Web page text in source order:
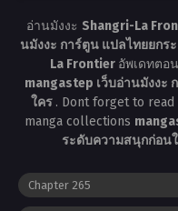
อ่านมังงะ Shangri-La
นมังงะ การ์ตูน แปลไทยยกร
La Frontier อัพเดทตอ
mangastep เว็บอ่านมังงะ
ใคร . Dont forget to
manga collections
ระดับความสนุกก่อน